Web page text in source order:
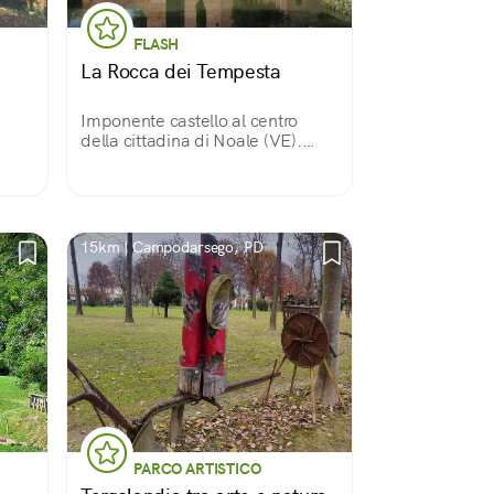
FLASH
La Rocca dei Tempesta
Imponente castello al centro
della cittadina di Noale (VE).
15km | Campodarsego, PD
PARCO ARTISTICO